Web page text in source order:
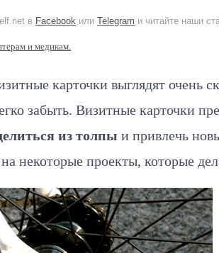
в Facebook или Telegram и читайте наши
и медикам.
карточки выглядят очень
забыть. Визитные карточки
из толпы и привлечь
на некоторые проекты, которые